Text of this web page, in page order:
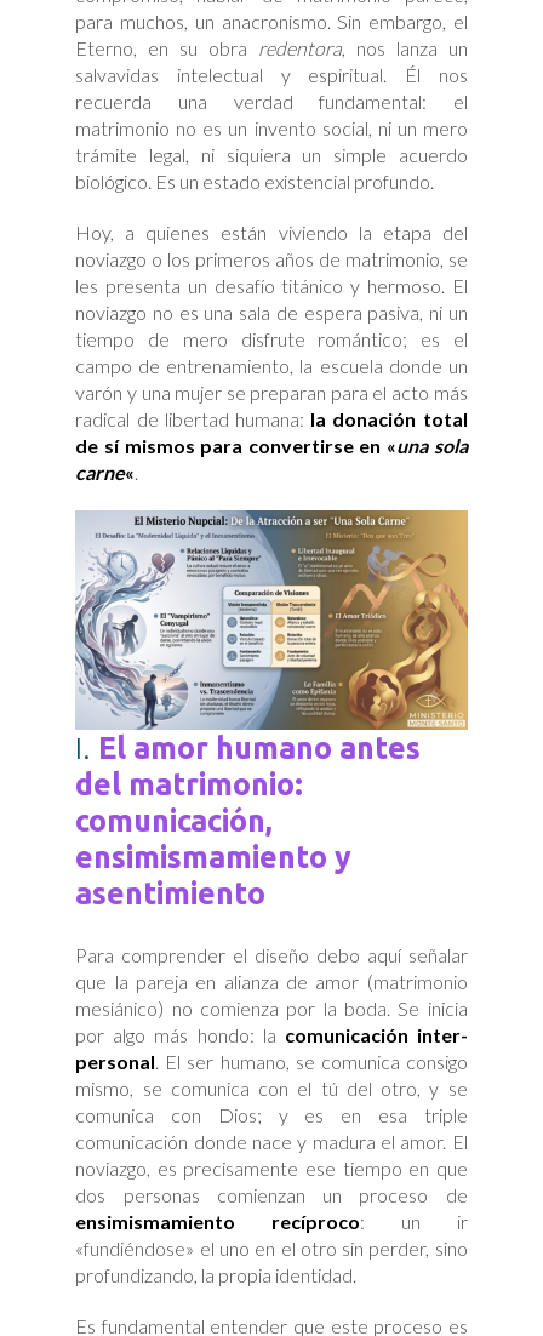
para muchos, un anacronismo. Sin embargo, el
Eterno, en su obra redentora, nos lanza un
salvavidas intelectual y espiritual. Él nos
recuerda una verdad fundamental: el
matrimonio no es un invento social, ni un mero
trámite legal, ni siquiera un simple acuerdo
biológico. Es un estado existencial profundo.
Hoy, a quienes están viviendo la etapa del
noviazgo o los primeros años de matrimonio, se
les presenta un desafío titánico y hermoso. El
noviazgo no es una sala de espera pasiva, ni un
tiempo de mero disfrute romántico; es el
campo de entrenamiento, la escuela donde un
varón y una mujer se preparan para el acto más
radical de libertad humana: la donación total
de sí mismos para convertirse en «una sola
carne«.
I. El amor humano antes
del matrimonio:
comunicación,
ensimismamiento y
asentimiento
Para comprender el diseño debo aquí señalar
que la pareja en alianza de amor (matrimonio
mesiánico) no comienza por la boda. Se inicia
por algo más hondo: la comunicación inter-
personal . El ser humano, se comunica consigo
mismo, se comunica con el tú del otro, y se
comunica con Dios; y es en esa triple
comunicación donde nace y madura el amor. El
noviazgo, es precisamente ese tiempo en que
dos personas comienzan un proceso de
ensimismamiento recíproco: un ir
«fundiéndose» el uno en el otro sin perder, sino
profundizando, la propia identidad.
Es fundamental entender que este proceso es